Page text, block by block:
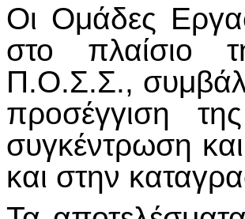
Οι Ομάδες
στο πλαίσιο
Π.Ο.Σ.Σ.,
προσέγγιση
συγκέντρωση
και στην